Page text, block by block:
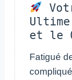
et le
Fatigué